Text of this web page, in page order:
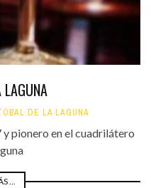
LAGUNA
DE LA LAGUNA
pionero en el cuadrilátero
...